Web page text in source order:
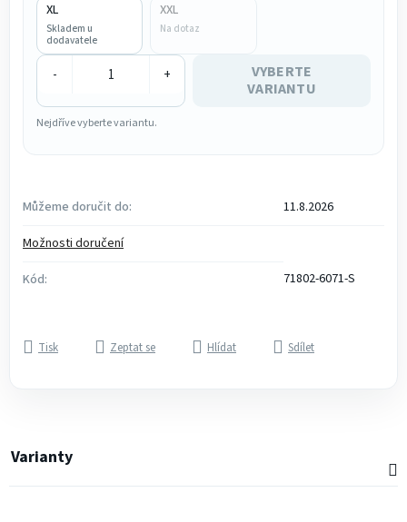
XL
Skladem u
dodavatele
XXL
Na dotaz
- +
VYBERTE
VARIANTU
Nejdříve vyberte variantu.
Můžeme doručit do:
11.8.2026
Možnosti doručení
Kód:
71802-6071-S
Tisk Zeptat se Hlídat Sdílet
Varianty